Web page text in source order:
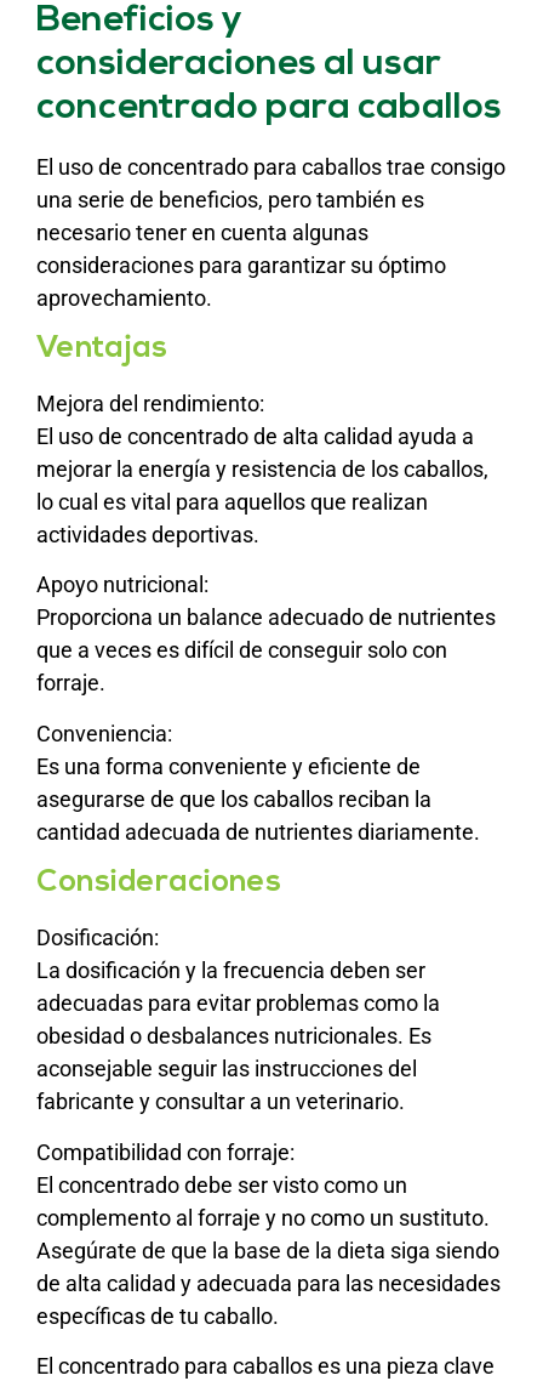
Beneficios y
consideraciones al usar
concentrado para caballos
El uso de concentrado para caballos trae consigo
una serie de beneficios, pero también es
necesario tener en cuenta algunas
consideraciones para garantizar su óptimo
aprovechamiento.
Ventajas
Mejora del rendimiento:
El uso de concentrado de alta calidad ayuda a
mejorar la energía y resistencia de los caballos,
lo cual es vital para aquellos que realizan
actividades deportivas.
Apoyo nutricional:
Proporciona un balance adecuado de nutrientes
que a veces es difícil de conseguir solo con
forraje.
Conveniencia:
Es una forma conveniente y eficiente de
asegurarse de que los caballos reciban la
cantidad adecuada de nutrientes diariamente.
Consideraciones
Dosificación:
La dosificación y la frecuencia deben ser
adecuadas para evitar problemas como la
obesidad o desbalances nutricionales. Es
aconsejable seguir las instrucciones del
fabricante y consultar a un veterinario.
Compatibilidad con forraje:
El concentrado debe ser visto como un
complemento al forraje y no como un sustituto.
Asegúrate de que la base de la dieta siga siendo
de alta calidad y adecuada para las necesidades
específicas de tu caballo.
El concentrado para caballos es una pieza clave